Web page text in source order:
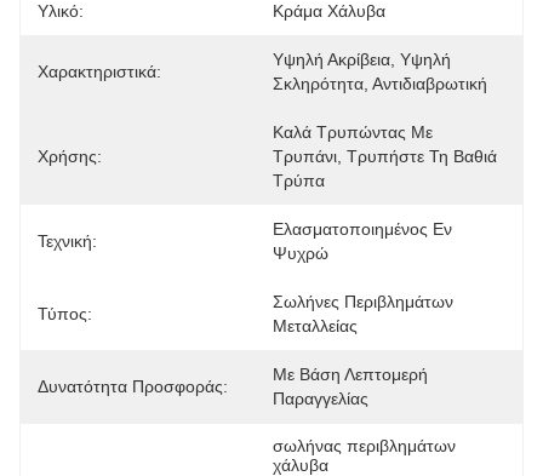
Υλικό: Κράμα Χάλυβα
Χαρακτηριστικά:
Υψηλή Ακρίβεια, Υψηλή
Σκληρότητα, Αντιδιαβρωτική
Χρήσης:
Καλά Τρυπώντας Με
Τρυπάνι, Τρυπήστε Τη Βαθιά
Τρύπα
Τεχνική:
Ελασματοποιημένος Εν
Ψυχρώ
Τύπος:
Σωλήνες Περιβλημάτων
Μεταλλείας
Δυνατότητα Προσφοράς:
Με Βάση Λεπτομερή
Παραγγελίας
σωλήνας περιβλημάτων
χάλυβα